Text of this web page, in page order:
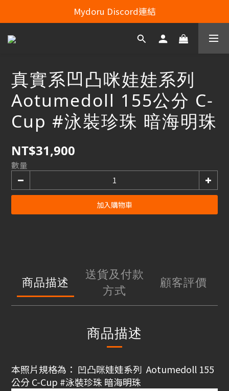
Line：mydoru2020   Line Officiel ：@703feias
Mydoru Discord連結
Mydoru 露天拍賣
Line：mydoru2020   Line Officiel ：@703feias
真實系凹凸咪娃娃系列
Aotumedoll 155公分 C-
Cup #泳裝珍珠 暗海明珠
NT$31,900
數量
加入購物車
商品描述
送貨及付款
方式
顧客評價
商品描述
本照片規格為： 凹凸咪娃娃系列 Aotumedoll 155
公分 C-Cup #泳裝珍珠 暗海明珠